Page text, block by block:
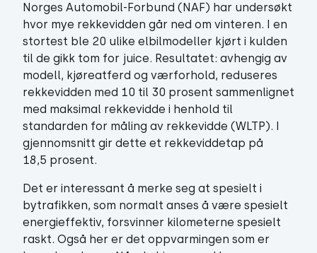
Norges Automobil-Forbund (NAF) har undersøkt
hvor mye rekkevidden går ned om vinteren. I en
stortest ble 20 ulike elbilmodeller kjørt i kulden
til de gikk tom for juice. Resultatet: avhengig av
modell, kjøreatferd og værforhold, reduseres
rekkevidden med 10 til 30 prosent sammenlignet
med maksimal rekkevidde i henhold til
standarden for måling av rekkevidde (WLTP). I
gjennomsnitt gir dette et rekkeviddetap på
18,5 prosent.
Det er interessant å merke seg at spesielt i
bytrafikken, som normalt anses å være spesielt
energieffektiv, forsvinner kilometerne spesielt
raskt. Også her er det oppvarmingen som er